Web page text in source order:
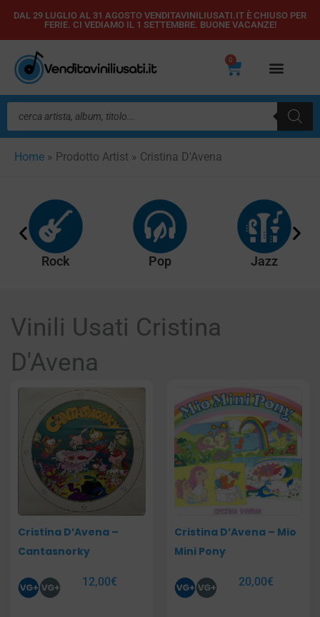
Vai
contenuto
DAL 29 LUGLIO AL 31 AGOSTO VENDITAVINILIUSATI.IT È CHIUSO PER
FERIE. CI VEDIAMO IL 1 SETTEMBRE. BUONE VACANZE!
0
Carrello
Ricerca
prodotti
Home » Prodotto Artist » Cristina D'Avena
Rock Pop Jazz
Vinili Usati Cristina
D'Avena
Cristina D’Avena –
Cantasnorky
12,00€
Cristina D’Avena – Mio
Mini Pony
20,00€